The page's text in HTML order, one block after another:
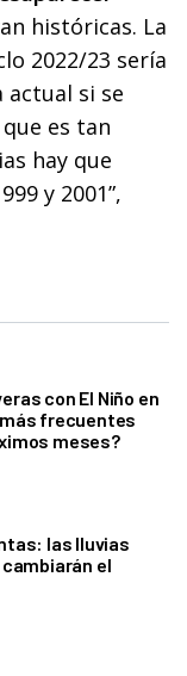
históricas. La
2022/23 sería
actual si se
es tan
hay que
y 2001”,
con El Niño en
frecuentes
meses?
las lluvias
el